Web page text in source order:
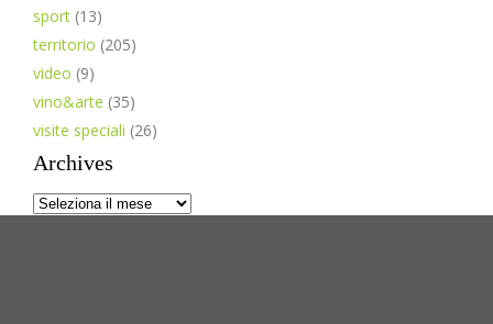
sport (13)
territorio (205)
video (9)
vino&arte (35)
visite speciali (26)
Archives
Archives